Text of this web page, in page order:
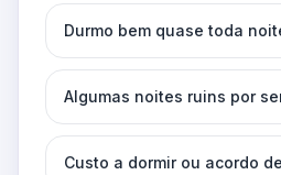
Durmo bem quase toda
Algumas noites ruins por
Custo a dormir ou acordo